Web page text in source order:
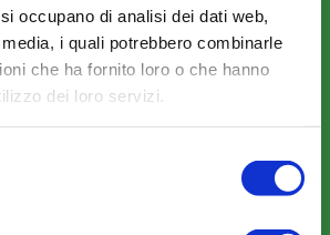
occupano di analisi dei dati web,
i quali potrebbero combinarle
che ha fornito loro o che hanno
dei loro servizi.